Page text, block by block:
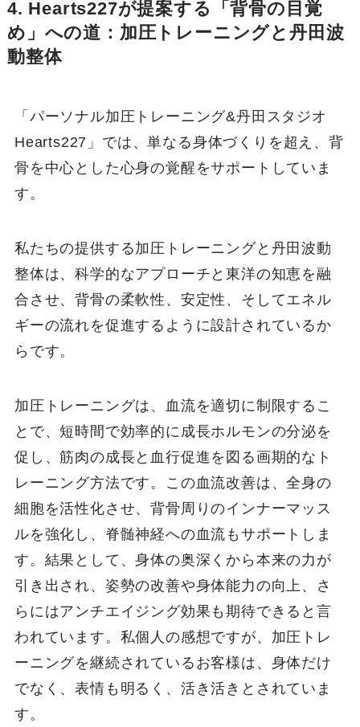
4. Hearts227が提案する「背骨の目覚
め」への道：加圧トレーニングと丹田波
動整体
「パーソナル加圧トレーニング&丹田スタジオ
Hearts227」では、単なる身体づくりを超え、背
骨を中心とした心身の覚醒をサポートしていま
す。
私たちの提供する加圧トレーニングと丹田波動
整体は、科学的なアプローチと東洋の知恵を融
合させ、背骨の柔軟性、安定性、そしてエネル
ギーの流れを促進するように設計されているか
らです。
加圧トレーニングは、血流を適切に制限するこ
とで、短時間で効率的に成長ホルモンの分泌を
促し、筋肉の成長と血行促進を図る画期的なト
レーニング方法です。この血流改善は、全身の
細胞を活性化させ、背骨周りのインナーマッス
ルを強化し、脊髄神経への血流もサポートしま
す。結果として、身体の奥深くから本来の力が
引き出され、姿勢の改善や身体能力の向上、さ
らにはアンチエイジング効果も期待できると言
われています。私個人の感想ですが、加圧トレ
ーニングを継続されているお客様は、身体だけ
でなく、表情も明るく、活き活きとされていま
す。